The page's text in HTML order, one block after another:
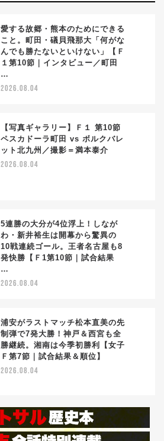
愛する故郷・熊本のためにできる
こと。町田・礒貝飛那大「何がな
んでも勝たないといけない」【Ｆ
１第10節｜インタビュー／町田
…
2026.08.04
【写真ギャラリー】Ｆ１ 第10節
ペスカドーラ町田 vs ボルクバレ
ット北九州／撮影＝満本泰介
2026.08.04
5連勝の大分が4位浮上！しなが
わ・新井裕生は開幕から驚異の
10戦連続ゴール。王者名古屋も8
発快勝【Ｆ1第10節｜試合結果
…
2026.08.04
浦安がラストマッチ松本直美の先
制弾で7発大勝！神戸＆西宮も全
勝継続。湘南は今季初勝利【女子
Ｆ第7節｜試合結果＆順位】
2026.08.04